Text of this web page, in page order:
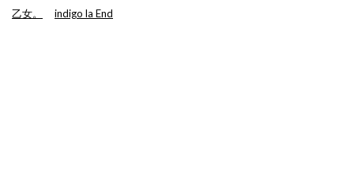
乙女。
indigo la End